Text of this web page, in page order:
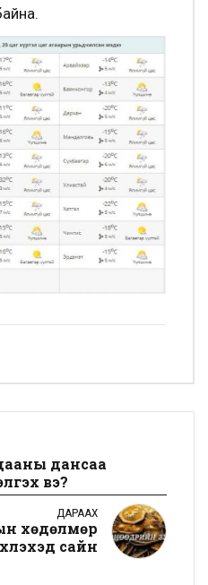
дансаа
вэ?
ДАРААХ
хөдөлмөр
сайн